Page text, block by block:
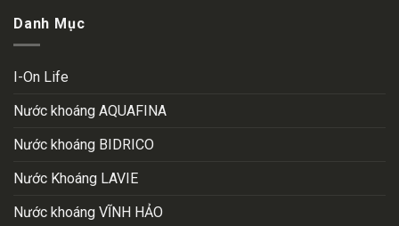
Danh Mục
I-On Life
Nước khoáng AQUAFINA
Nước khoáng BIDRICO
Nước Khoáng LAVIE
Nước khoáng VĨNH HẢO